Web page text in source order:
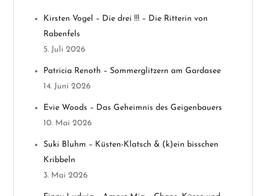
g
Kirsten Vogel – Die drei !!! – Die Ritterin von
Rabenfels
5. Juli 2026
Patricia Renoth – Sommerglitzern am Gardasee
14. Juni 2026
Evie Woods – Das Geheimnis des Geigenbauers
10. Mai 2026
Suki Bluhm – Küsten-Klatsch & (k)ein bisschen
Kribbeln
3. Mai 2026